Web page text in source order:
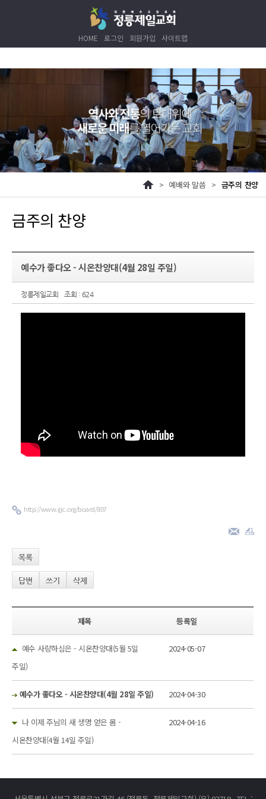
HOME 로그인 회원가입 사이트맵
> 예배와 말씀 > 금주의 찬양
금주의 찬양
예수가 좋다오 - 시온찬양대(4월 28일 주일)
정릉제일교회 조회 : 624
http://www.ijjc.org/board/807
목록
답변 쓰기 삭제
제목 등록일
예수 사랑하심은 - 시온찬양대(5월 5일
주일)
2024-05-07
예수가 좋다오 - 시온찬양대(4월 28일 주일) 2024-04-30
나 이제 주님의 새 생명 얻은 몸 -
시온찬양대(4월 14일 주일)
2024-04-16